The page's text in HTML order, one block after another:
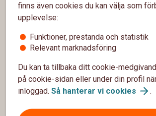
finns även cookies du kan välja som
upplevelse:
Funktioner, prestanda och statistik
Relevant marknadsföring
Du kan ta tillbaka ditt cookie-
på cookie-sidan eller under din profil
inloggad. Så hanterar vi cookies .
Sidfot
Hitta snabbt
Kontakta oss
Spärrhjälp
Bli kund